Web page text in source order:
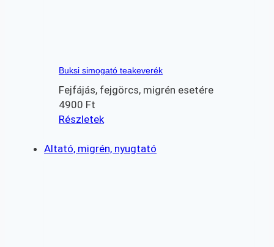
Buksi simogató teakeverék
Fejfájás, fejgörcs, migrén esetére
4900 Ft
Részletek
Altató, migrén, nyugtató